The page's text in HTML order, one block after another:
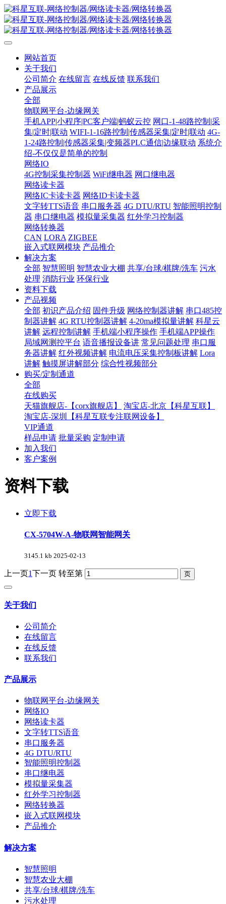
网站首页
关于我们
公司简介 在线留言 在线反馈 联系我们
产品展示
全部
物联网平台-边缘网关
手机APP|小程序|PC客户端|蚂蚁云控 网口-1-48路控制|采
集|定时|联动 WIFI-1-16路控制|传感器采集|定时|联动 4G-
1-24路控制|传感器采集|变频器PLC通信|边缘联动 系统介
绍-不仅仅是简单的控制
网络IO
4G控制采集控制器 WiFi继电器 网口继电器
网络读卡器
网络IC卡读卡器 网络ID卡读卡器
文字转TTS语音 串口服务器 4G DTU/RTU 智能照明控制
器 串口继电器 模拟量采集器 红外学习控制器
网络转换器
CAN LORA ZIGBEE
嵌入式联网模块 产品推介
解决方案
全部 智慧照明 智慧农业大棚 共享/台球/棋牌/洗车 污水
处理 消防行业 环保行业
资料下载
产品视频
全部 初识产品介绍 固件升级 网络控制器讲解 串口485控
制器讲解 4G RTU控制器讲解 4-20ma模拟量讲解 科星云
讲解 远程控制讲解 手机端小程序操作 手机端APP操作
局域网测控平台 语音播报设备讲 常见问题处理 串口服
务器讲解 红外视频讲解 电流电压采集控制板讲解 Lora
讲解 触摸屏讲解部分 综合性视频部分
购买/定制通道
全部
在线购买
天猫旗舰店-【corx旗舰店】
淘宝店-北京【科星互联】
淘宝店-深圳【科星互联专注联网设备】
VIP通道
样品申请 批量采购 定制申请
加入我们
客户案例
资料下载
立即下载
CX-5704W-A-物联网智能网关
3145.1 kb 2025-02-13
上一页1下一页 转至第
关于我们
公司简介
在线留言
在线反馈
联系我们
产品展示
物联网平台-边缘网关
网络IO
网络读卡器
文字转TTS语音
串口服务器
4G DTU/RTU
智能照明控制器
串口继电器
模拟量采集器
红外学习控制器
网络转换器
嵌入式联网模块
产品推介
解决方案
智慧照明
智慧农业大棚
共享/台球/棋牌/洗车
污水处理